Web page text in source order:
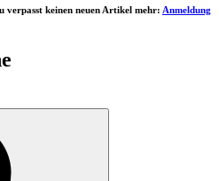
verpasst keinen neuen Artikel mehr: Anmeldung